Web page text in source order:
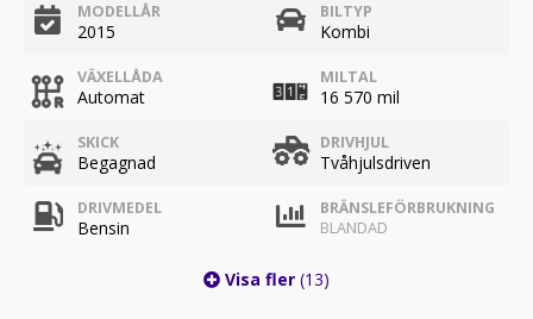
MODELLÅR
2015
BILTYP
Kombi
VÄXELLÅDA
Automat
MILTAL
16 570 mil
SKICK
Begagnad
DRIVHJUL
Tvåhjulsdriven
DRIVMEDEL
Bensin
BRÄNSLEFÖRBRUKNING
BLANDAD
Visa fler (13)